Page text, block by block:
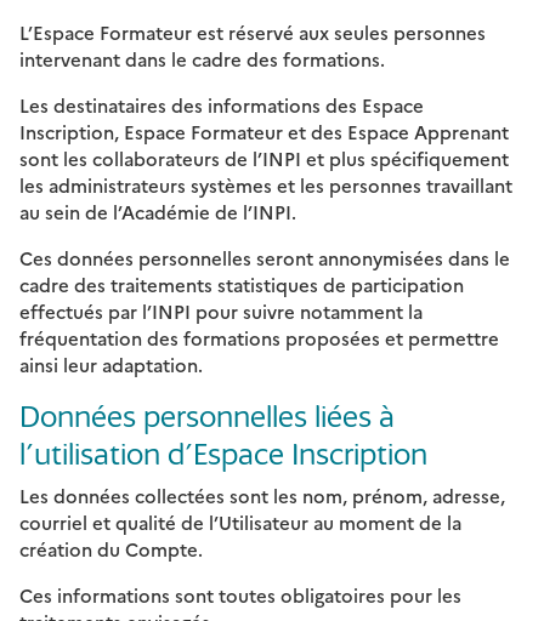
L’Espace Formateur est réservé aux seules personnes
intervenant dans le cadre des formations.
Les destinataires des informations des Espace
Inscription, Espace Formateur et des Espace Apprenant
sont les collaborateurs de l’INPI et plus spécifiquement
les administrateurs systèmes et les personnes travaillant
au sein de l’Académie de l’INPI.
Ces données personnelles seront annonymisées dans le
cadre des traitements statistiques de participation
effectués par l’INPI pour suivre notamment la
fréquentation des formations proposées et permettre
ainsi leur adaptation.
Données personnelles liées à
l’utilisation d’Espace Inscription
Les données collectées sont les nom, prénom, adresse,
courriel et qualité de l’Utilisateur au moment de la
création du Compte.
Ces informations sont toutes obligatoires pour les